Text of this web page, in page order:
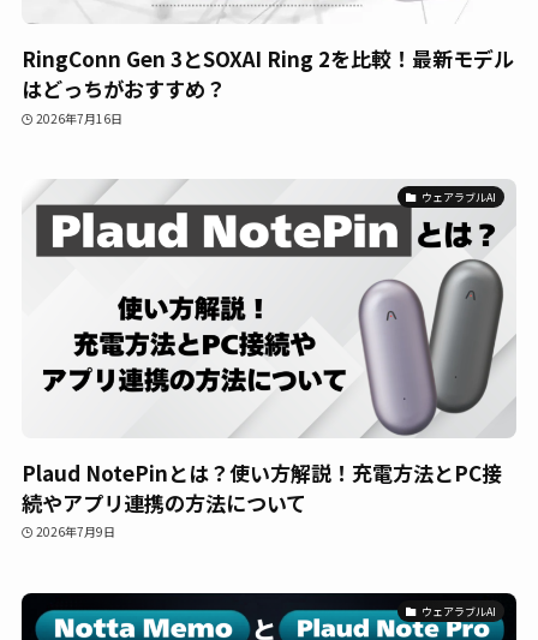
RingConn Gen 3とSOXAI Ring 2を比較！最新モデル
はどっちがおすすめ？
2026年7月16日
ウェアラブルAI
Plaud NotePinとは？使い方解説！充電方法とPC接
続やアプリ連携の方法について
2026年7月9日
ウェアラブルAI